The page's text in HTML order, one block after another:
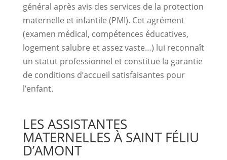
général après avis des services de la protection
maternelle et infantile (PMI). Cet agrément
(examen médical, compétences éducatives,
logement salubre et assez vaste…) lui reconnaît
un statut professionnel et constitue la garantie
de conditions d’accueil satisfaisantes pour
l’enfant.
LES ASSISTANTES
MATERNELLES À SAINT FÉLIU
D’AMONT